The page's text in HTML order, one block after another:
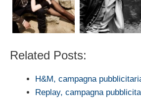
Related Posts:
H&M, campagna
Replay, campagna